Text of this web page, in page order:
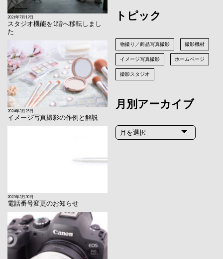
2026年7月19日
スタジオ機能を1階へ移転しまし
た
2024年3月25日
イメージ写真撮影の作例と解説
2023年3月30日
電話番号変更のお知らせ
トピック
物撮り／商品写真撮影 撮影機材
イメージ写真撮影 ホームページ
撮影スタジオ
月別アーカイブ